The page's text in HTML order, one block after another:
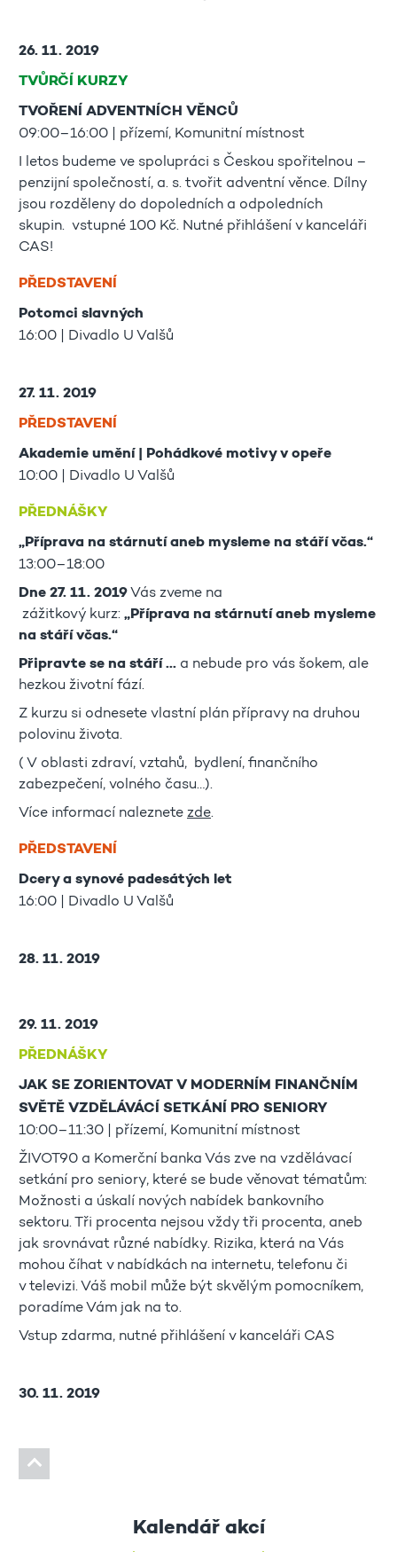
26. 11. 2019
TVŮRČÍ KURZY
TVOŘENÍ ADVENTNÍCH VĚNCŮ
09:00–16:00 | přízemí, Komunitní místnost
I letos budeme ve spolupráci s Českou spořitelnou –
penzijní společností, a. s. tvořit adventní věnce. Dílny
jsou rozděleny do dopoledních a odpoledních
skupin. vstupné 100 Kč. Nutné přihlášení v kanceláři
CAS!
PŘEDSTAVENÍ
Potomci slavných
16:00 | Divadlo U Valšů
27. 11. 2019
PŘEDSTAVENÍ
Akademie umění | Pohádkové motivy v opeře
10:00 | Divadlo U Valšů
PŘEDNÁŠKY
„Příprava na stárnutí aneb mysleme na stáří včas.“
13:00–18:00
Dne 27. 11. 2019 Vás zveme na
zážitkový kurz: „Příprava na stárnutí aneb mysleme
na stáří včas.“
Připravte se na stáří ... a nebude pro vás šokem, ale
hezkou životní fází.
Z kurzu si odnesete vlastní plán přípravy na druhou
polovinu života.
( V oblasti zdraví, vztahů, bydlení, finančního
zabezpečení, volného času…).
Více informací naleznete zde.
PŘEDSTAVENÍ
Dcery a synové padesátých let
16:00 | Divadlo U Valšů
28. 11. 2019
29. 11. 2019
PŘEDNÁŠKY
JAK SE ZORIENTOVAT V MODERNÍM FINANČNÍM
SVĚTĚ VZDĚLÁVÁCÍ SETKÁNÍ PRO SENIORY
10:00–11:30 | přízemí, Komunitní místnost
ŽIVOT90 a Komerční banka Vás zve na vzdělávací
setkání pro seniory, které se bude věnovat tématům:
Možnosti a úskalí nových nabídek bankovního
sektoru. Tři procenta nejsou vždy tři procenta, aneb
jak srovnávat různé nabídky. Rizika, která na Vás
mohou číhat v nabídkách na internetu, telefonu či
v televizi. Váš mobil může být skvělým pomocníkem,
poradíme Vám jak na to.
Vstup zdarma, nutné přihlášení v kanceláři CAS
30. 11. 2019
Kalendář akcí